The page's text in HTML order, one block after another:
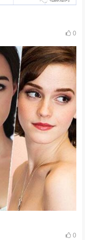
0
0